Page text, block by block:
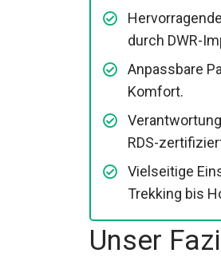
durch DWR-
Anpassbare
Komfort.
RDS-
Vielseitige
Trekking bis
Unser